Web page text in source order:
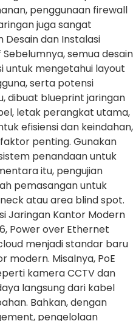
penggunaan firewall
juga sangat
Desain dan Instalasi
semua desain
untuk mengetahui layout
serta potensi
dibuat blueprint jaringan
letak perangkat utama,
efisiensi dan keindahan,
penting. Gunakan
penandaan untuk
itu, pengujian
pemasangan untuk
atau area blind spot.
Jaringan Kantor Modern
Power over Ethernet
menjadi standar baru
modern. Misalnya, PoE
kamera CCTV dan
langsung dari kabel
Bahkan, dengan
pengelolaan